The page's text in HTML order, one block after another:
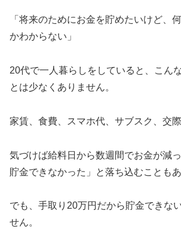
「将来のためにお金を貯めたいけど、
かわからない」
20代で一人暮らしをしていると、こん
とは少なくありません。
家賃、食費、スマホ代、サブスク、交
気づけば給料日から数週間でお金が減
貯金できなかった」と落ち込むこともあ
でも、手取り20万円だから貯金できな
せん。